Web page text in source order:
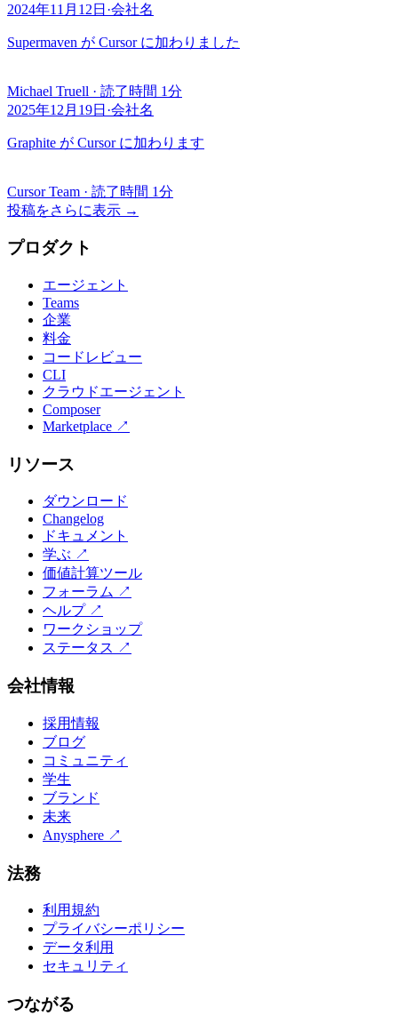
2024年11月12日 ·会社名
Supermaven が Cursor に加わりました
Michael Truell · 読了時間 1分
2025年12月19日 ·会社名
Graphite が Cursor に加わります
Cursor Team · 読了時間 1分
投稿をさらに表示 →
プロダクト
エージェント
Teams
企業
料金
コードレビュー
CLI
クラウドエージェント
Composer
Marketplace ↗
リソース
ダウンロード
Changelog
ドキュメント
学ぶ ↗
価値計算ツール
フォーラム ↗
ヘルプ ↗
ワークショップ
ステータス ↗
会社情報
採用情報
ブログ
コミュニティ
学生
ブランド
未来
Anysphere ↗
法務
利用規約
プライバシーポリシー
データ利用
セキュリティ
つながる